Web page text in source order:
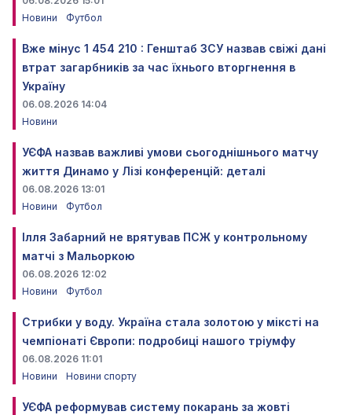
Новини
Футбол
Вже мінус 1 454 210 : Генштаб ЗСУ назвав свіжі дані
втрат загарбників за час їхнього вторгнення в
Україну
06.08.2026 14:04
Новини
УЄФА назвав важливі умови сьогоднішнього матчу
життя Динамо у Лізі конференцій: деталі
06.08.2026 13:01
Новини
Футбол
Ілля Забарний не врятував ПСЖ у контрольному
матчі з Мальоркою
06.08.2026 12:02
Новини
Футбол
Стрибки у воду. Україна стала золотою у міксті на
чемпіонаті Європи: подробиці нашого тріумфу
06.08.2026 11:01
Новини
Новини спорту
УЄФА реформував систему покарань за жовті